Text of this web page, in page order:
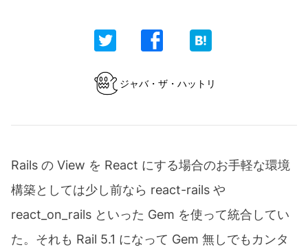
ジャバ・ザ・ハットリ
Rails の View を React にする場合のお手軽な環境
構築としては少し前なら react-rails や
react_on_rails といった Gem を使って統合してい
た。それも Rail 5.1 になって Gem 無しでもカンタ